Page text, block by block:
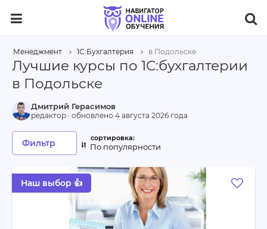
Менеджмент 1С:Бухгалтерия в Подольске
Лучшие курсы по 1С:бухгалтерии
в Подольске
Наш выбор 👍
Дмитрий Герасимов
редактор · обновлено 4 августа 2026 года
Фильтр По популярности